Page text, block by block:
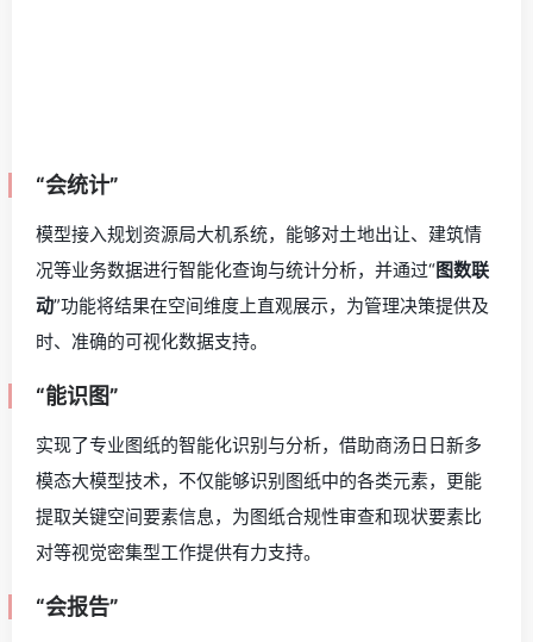
“会统计”
模型接入规划资源局大机系统，能够对土地出让、建筑情
况等业务数据进行智能化查询与统计分析，并通过“图数联
动”功能将结果在空间维度上直观展示，为管理决策提供及
时、准确的可视化数据支持。
“能识图”
实现了专业图纸的智能化识别与分析，借助商汤日日新多
模态大模型技术，不仅能够识别图纸中的各类元素，更能
提取关键空间要素信息，为图纸合规性审查和现状要素比
对等视觉密集型工作提供有力支持。
“会报告”